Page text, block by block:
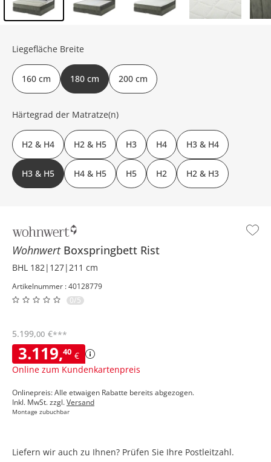
Wohnwert Boxspringbett Rist
BHL 182|127|211 cm
Artikelnummer : 40128779
0/5
3.119,40 €
Online zum Kundenkartenpreis
5.199,00 €***
Onlinepreis: Alle etwaigen Rabatte bereits abgezogen.
Inkl. MwSt. zzgl.Versand
Montage zubuchbar
Liegefläche Breite
160 cm 180 cm 200 cm
Härtegrad der Matratze(n)
H2 & H4 H2 & H5 H3 H4 H3 & H4
H3 & H5 H4 & H5 H5 H2 H2 & H3
Liefern wir auch zu Ihnen? Prüfen Sie Ihre Postleitzahl.